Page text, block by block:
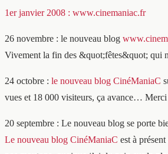
1er janvier 2008 : www.cinemaniac.fr
26 novembre : le nouveau blog
Vivement la fin des &quot;fêtes&quot; qui
24 octobre : le nouveau blog CinéManiaC
vues et 18 000 visiteurs, ça avance…
20 septembre : Le nouveau blog se porte
Le nouveau blog CinéManiaC est à